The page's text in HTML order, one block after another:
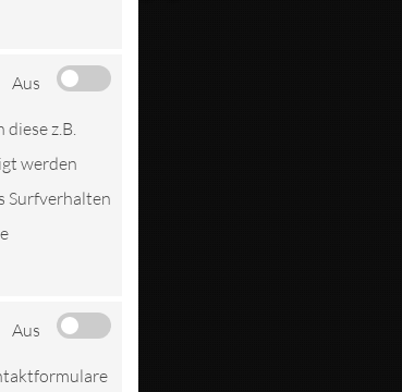
Aus
z.B.
werden
Surfverhalten
Aus